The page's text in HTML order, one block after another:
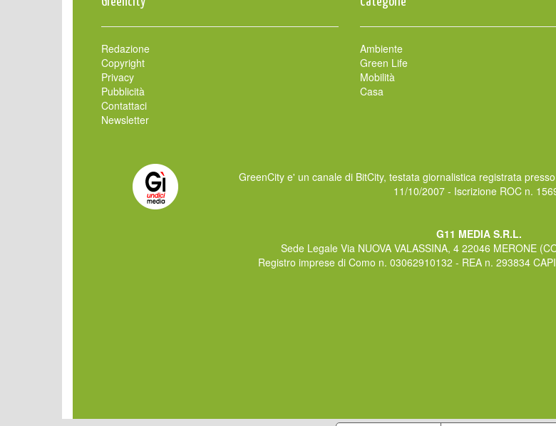
Redazione
Copyright
Privacy
Pubblicità
Contattaci
Newsletter
Ambiente
Green Life
Mobilità
Casa
GreenCity e' un canale di BitCity, testata giornalistica registrata
11/10/2007 - Iscrizione ROC n.
G11 MEDIA S.R.L.
Sede Legale Via NUOVA VALASSINA, 4 22046 MERONE
Registro imprese di Como n. 03062910132 - REA n. 293834